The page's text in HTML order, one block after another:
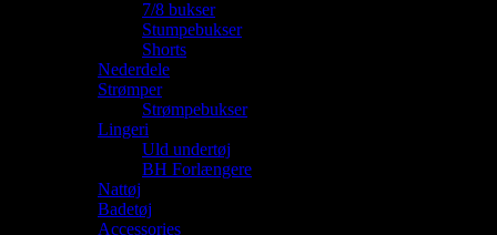
7/8 bukser
Stumpebukser
Shorts
Nederdele
Strømper
Strømpebukser
Lingeri
Uld undertøj
BH Forlængere
Nattøj
Badetøj
Accessories